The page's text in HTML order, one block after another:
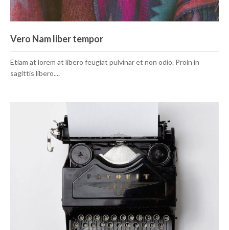
Vero Nam liber tempor
Etiam at lorem at libero feugiat pulvinar et non odio. Proin in
sagittis libero....